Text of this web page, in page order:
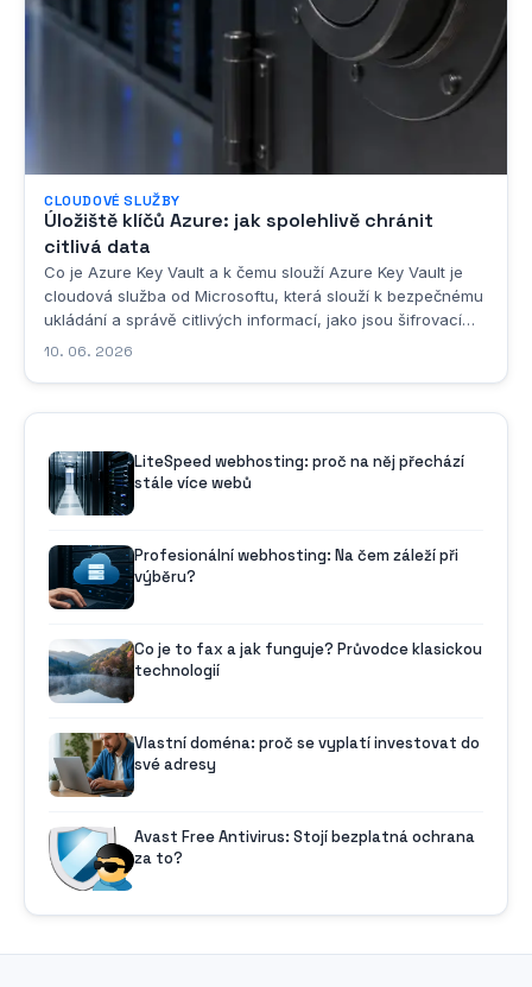
CLOUDOVÉ SLUŽBY
Úložiště klíčů Azure: jak spolehlivě chránit
citlivá data
Co je Azure Key Vault a k čemu slouží Azure Key Vault je
cloudová služba od Microsoftu, která slouží k bezpečnému
ukládání a správě citlivých informací, jako jsou šifrovací
klíče, certifikáty, hesla a další tajné hodnoty, které moderní
10. 06. 2026
LiteSpeed webhosting: proč na něj přechází
stále více webů
Profesionální webhosting: Na čem záleží při
výběru?
Co je to fax a jak funguje? Průvodce klasickou
technologií
Vlastní doména: proč se vyplatí investovat do
své adresy
Avast Free Antivirus: Stojí bezplatná ochrana
za to?